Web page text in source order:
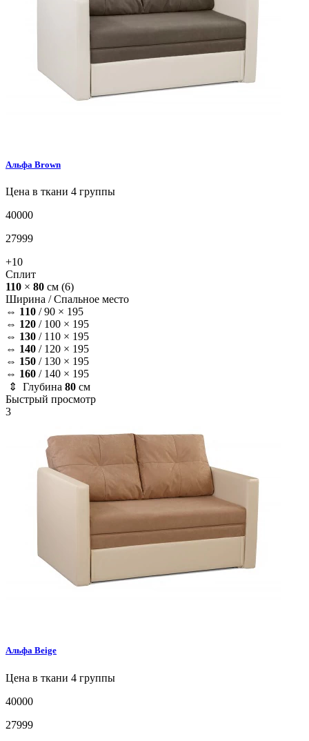
Альфа Brown
Цена в ткани 4 группы
40000
27999
+10
Сплит
110 × 80 см (6)
Ширина /Спальное место
⇔ 110 /90 × 195
⇔ 120 / 100 × 195
⇔ 130 / 110 × 195
⇔ 140 / 120 × 195
⇔ 150 / 130 × 195
⇔ 160 / 140 × 195
⇕ Глубина 80 см
Быстрый просмотр
3
Альфа Beige
Цена в ткани 4 группы
40000
27999